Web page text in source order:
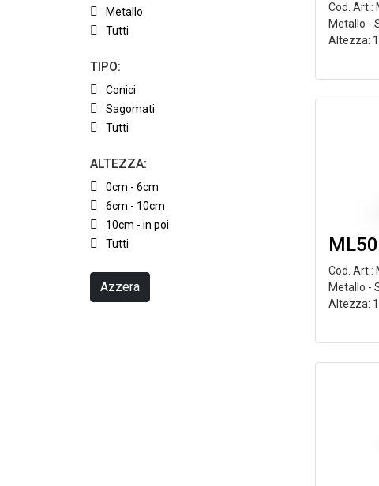
Metallo
Tutti
TIPO:
Conici
Sagomati
Tutti
ALTEZZA:
0cm - 6cm
6cm - 10cm
10cm - in poi
Tutti
Azzera
Cod. Art.:
Metallo -
Altezza:
Cod. Art.:
Metallo -
Altezza: